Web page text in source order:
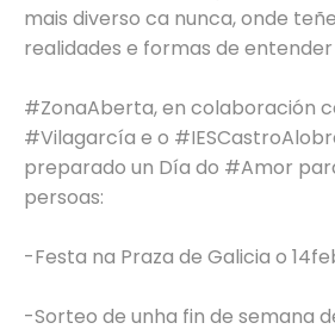
mais diverso ca nunca, onde
realidades e formas de
#ZonaAberta, en colaboración
#Vilagarcía e o
preparado un Día do #Amor
persoas:
-Festa na Praza de Galicia o
-Sorteo de unha fin de semana